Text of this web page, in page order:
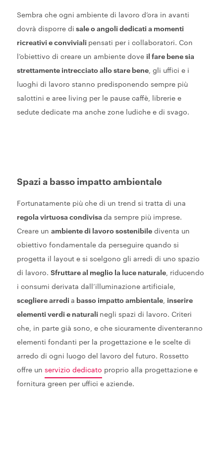
Sembra che ogni ambiente di lavoro d’ora in avanti
dovrà disporre di sale o angoli dedicati a momenti
ricreativi e conviviali pensati per i collaboratori. Con
l’obiettivo di creare un ambiente dove il fare bene sia
strettamente intrecciato allo stare bene, gli uffici e i
luoghi di lavoro stanno predisponendo sempre più
salottini e aree living per le pause caffè, librerie e
sedute dedicate ma anche zone ludiche e di svago.
Spazi a basso impatto ambientale
Fortunatamente più che di un trend si tratta di una
regola virtuosa condivisa da sempre più imprese.
Creare un ambiente di lavoro sostenibilediventa un
obiettivo fondamentale da perseguire quando si
progetta il layout e si scelgono gli arredi di uno spazio
di lavoro. Sfruttare al meglio la luce naturale, riducendo
i consumi derivata dall’illuminazione artificiale,
scegliere arredi a basso impatto ambientale, inserire
elementi verdi e naturali negli spazi di lavoro. Criteri
che, in parte già sono, e che sicuramente diventeranno
elementi fondanti per la progettazione e le scelte di
arredo di ogni luogo del lavoro del futuro. Rossetto
offre un servizio dedicato proprio alla progettazione e
fornitura green per uffici e aziende.